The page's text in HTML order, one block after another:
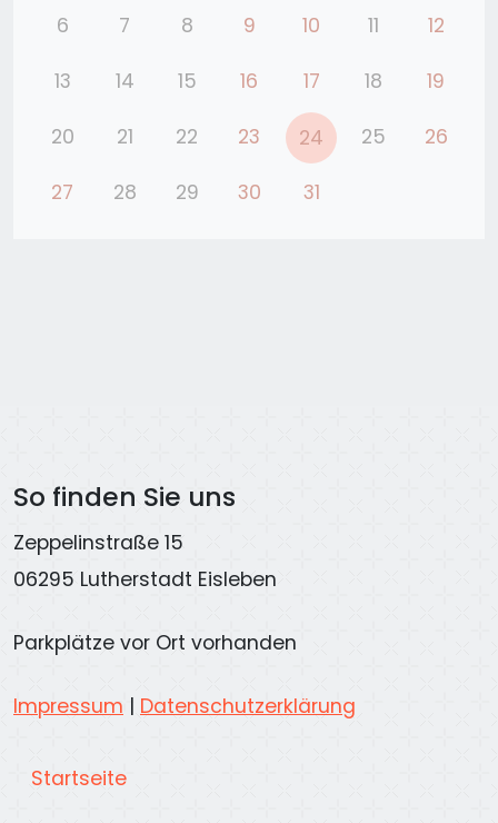
6 7 8 9 10 11 12
13 14 15 16 17 18 19
20 21 22 23 24 25 26
27 28 29 30 31
So finden Sie uns
Zeppelinstraße 15
06295 Lutherstadt Eisleben
Parkplätze vor Ort vorhanden
Impressum | Datenschutzerklärung
Startseite